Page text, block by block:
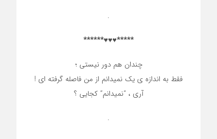
.
*****♥♥♥******
چندان هم دور نیستی ؛
فقط به اندازه ی یک نمیدانم از من فاصله گرفته ای !
آری ، “نمیدانم” کجایی ؟
.